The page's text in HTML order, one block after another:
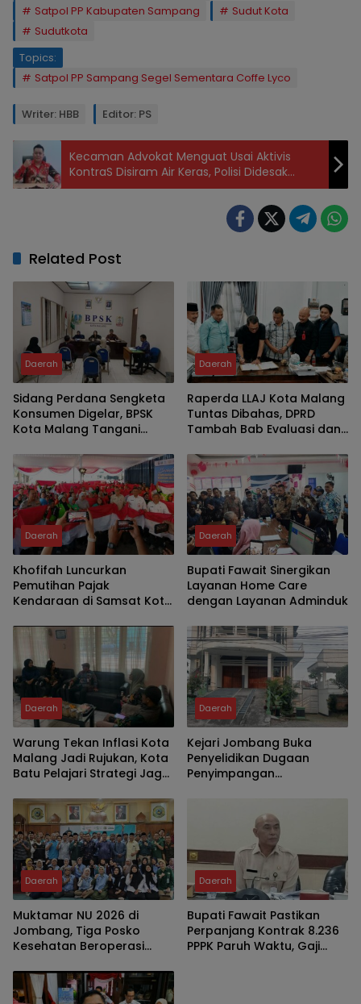
Satpol PP Kabupaten Sampang
Sudut Kota
Sudutkota
Topics:
Satpol PP Sampang Segel Sementara Coffe Lyco
Writer: HBB Editor: PS
Kecaman Advokat Menguat Usai Aktivis
KontraS Disiram Air Keras, Polisi Didesak
Ungkap Dalang
Related Post
Daerah
Sidang Perdana Sengketa
Konsumen Digelar, BPSK
Kota Malang Tangani
Emas Majusari
Daerah
Raperda LLAJ Kota Malang
Tuntas Dibahas, DPRD
Tambah Bab Evaluasi dan
Demi Keselamatan Warga
Daerah
Khofifah Luncurkan
Pemutihan Pajak
Kendaraan di Samsat Kota
Ojol Ikut Meriahkan HUT RI
Daerah
Bupati Fawait Sinergikan
Layanan Home Care
dengan Layanan Adminduk
Daerah
Warung Tekan Inflasi Kota
Malang Jadi Rujukan, Kota
Batu Pelajari Strategi Jaga
Rakyat
Daerah
Kejari Jombang Buka
Penyelidikan Dugaan
Penyimpangan
Daerah
Muktamar NU 2026 di
Jombang, Tiga Posko
Kesehatan Beroperasi
Daerah
Bupati Fawait Pastikan
Perpanjang Kontrak 8.236
PPPK Paruh Waktu, Gaji